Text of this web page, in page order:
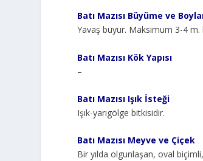
Batı Mazısı Büyüme ve
Yavaş büyür. Maksimum 3-4 m.
Batı Mazısı Kök Yapısı
–
Batı Mazısı Işık İsteği
Işık-yarıgölge bitkisidir.
Batı Mazısı Meyve ve Çiçek
Bir yılda olgunlaşan, oval